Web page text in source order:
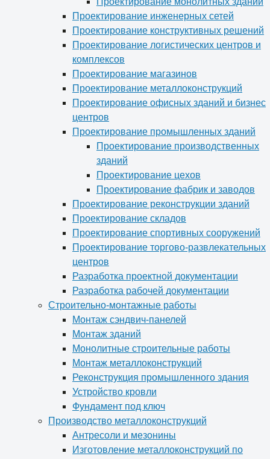
Проектирование инженерных сетей
Проектирование конструктивных решений
Проектирование логистических центров и
комплексов
Проектирование магазинов
Проектирование металлоконструкций
Проектирование офисных зданий и бизнес
центров
Проектирование промышленных зданий
Проектирование производственных
зданий
Проектирование цехов
Проектирование фабрик и заводов
Проектирование реконструкции зданий
Проектирование складов
Проектирование спортивных сооружений
Проектирование торгово-развлекательных
центров
Разработка проектной документации
Разработка рабочей документации
Строительно-монтажные работы
Монтаж сэндвич-панелей
Монтаж зданий
Монолитные строительные работы
Монтаж металлоконструкций
Реконструкция промышленного здания
Устройство кровли
Фундамент под ключ
Производство металлоконструкций
Антресоли и мезонины
Изготовление металлоконструкций по